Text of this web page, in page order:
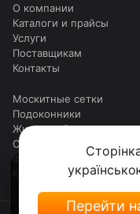
О компании
Каталоги и прайсы
Услуги
Поставщикам
Контакты
Москитные сетки
Подоконники
Жидкие обои
Столешницы для столов
Фотошторы
Карта сайтаВнимание! Мы
(шоу рум до
режиме с 10 до
Перейти